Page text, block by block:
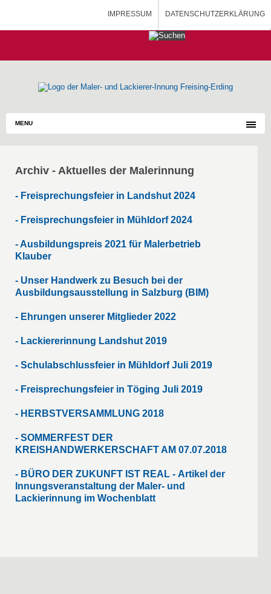
DATENSCHUTZERKLÄRUNG
IMPRESSUM
MALERAUSBILDUNG - BLOG
HOME
MENU
Archiv - Aktuelles der Malerinnung
- Freisprechungsfeier in Landshut 2024
- Freisprechungsfeier in Mühldorf 2024
- Ausbildungspreis 2021 für Malerbetrieb
Klauber
- Unser Handwerk zu Besuch bei der
Ausbildungsausstellung in Salzburg (BIM)
- Ehrungen unserer Mitglieder 2022
- Lackiererinnung Landshut 2019
- Schulabschlussfeier in Mühldorf Juli 2019
- Freisprechungsfeier in Töging Juli 2019
- HERBSTVERSAMMLUNG 2018
- SOMMERFEST DER
KREISHANDWERKERSCHAFT AM 07.07.2018
- BÜRO DER ZUKUNFT IST REAL - Artikel der
Innungsveranstaltung der Maler- und
Lackierinnung im Wochenblatt